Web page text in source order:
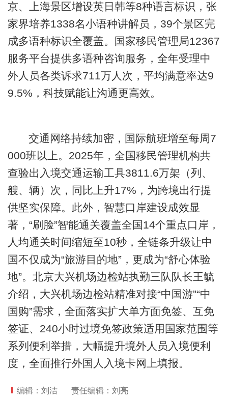
京、上海景区增设英日韩等8种语言标识，张
家界培养1338名小语种讲解员，39个景区完
成多语种标识全覆盖。国家移民管理局12367
服务平台提供多语种咨询服务，全年受理中
外人员各类诉求711万人次，平均满意率达9
9.5%，科技赋能让沟通更高效。
交通网络持续加密，国际航班增至每周7
000班以上。2025年，全国移民管理机构共
查验出入境交通运输工具3811.6万架（列、
艘、辆）次，同比上升17%，为跨境出行提
供坚实保障。此外，智慧口岸建设成效显
著，“刷脸”智能通关覆盖全国14个重点口岸，
人均通关时间缩短至10秒，全链条升级让中
国不仅成为“旅游目的地”，更成为“舒心体验
地”。北京大兴机场边检站执勤三队队长王毓
介绍，大兴机场边检站精准对接“中国游”“中
国购”需求，全面落实扩大单方面免签、互免
签证、240小时过境免签政策适用国家范围等
系列便利举措，大幅提升境外人员入境便利
度，全面推行外国人入境卡网上填报。
编辑：刘洁 责任编辑：刘亮